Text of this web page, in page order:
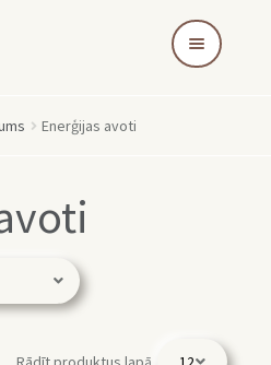
Enerģijas avoti